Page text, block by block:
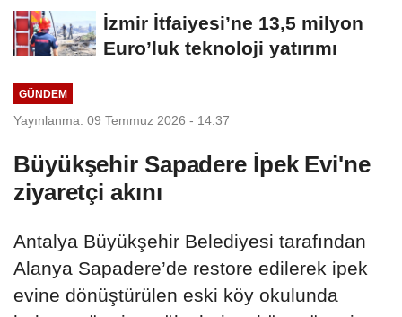
İzmir İtfaiyesi’ne 13,5 milyon
Euro’luk teknoloji yatırımı
GÜNDEM
Yayınlanma: 09 Temmuz 2026 - 14:37
Büyükşehir Sapadere İpek Evi'ne
ziyaretçi akını
Antalya Büyükşehir Belediyesi tarafından
Alanya Sapadere’de restore edilerek ipek
evine dönüştürülen eski köy okulunda